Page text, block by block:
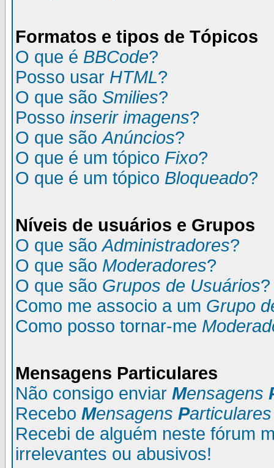
Formatos e tipos de Tópicos
O que é BBCode?
Posso usar HTML?
O que são Smilies?
Posso inserir imagens?
O que sãoAnúncios?
O que é um tópico Fixo?
O que é um tópico Bloqueado?
Níveis de usuários e Grupos
O que sãoAdministradores?
O que são Moderadores?
O que são Grupos de Usuários?
Como me associo a um Grupo
Como posso tornar-me
Mensagens Particulares
Não consigo enviar Mensagens
Recebo Mensagens Particulares
Recebi de alguém neste fórum
irrelevantes ou abusivos!